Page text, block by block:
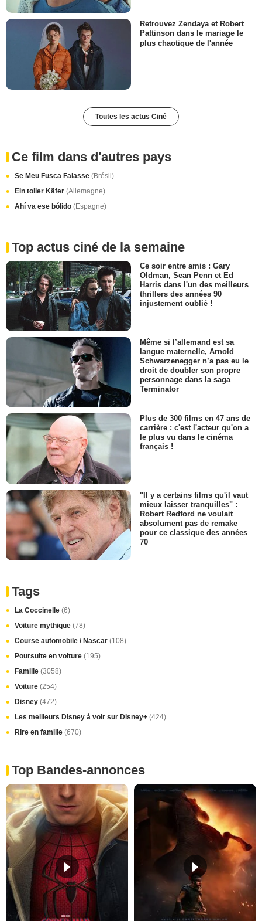
Retrouvez Zendaya et Robert
Pattinson dans le mariage le
plus chaotique de l'année
Toutes les actus Ciné
Ce film dans d'autres pays
Se Meu Fusca Falasse (Brésil)
Ein toller Käfer (Allemagne)
Ahí va ese bólido (Espagne)
Top actus ciné de la semaine
Ce soir entre amis : Gary
Oldman, Sean Penn et Ed
Harris dans l'un des meilleurs
thrillers des années 90
injustement oublié !
Même si l’allemand est sa
langue maternelle, Arnold
Schwarzenegger n’a pas eu le
droit de doubler son propre
personnage dans la saga
Terminator
Plus de 300 films en 47 ans de
carrière : c'est l'acteur qu'on a
le plus vu dans le cinéma
français !
"Il y a certains films qu'il vaut
mieux laisser tranquilles" :
Robert Redford ne voulait
absolument pas de remake
pour ce classique des années
70
Tags
La Coccinelle (6)
Voiture mythique (78)
Course automobile / Nascar (108)
Poursuite en voiture (195)
Famille (3058)
Voiture (254)
Disney (472)
Les meilleurs Disney à voir sur Disney+ (424)
Rire en famille (670)
Top Bandes-annonces